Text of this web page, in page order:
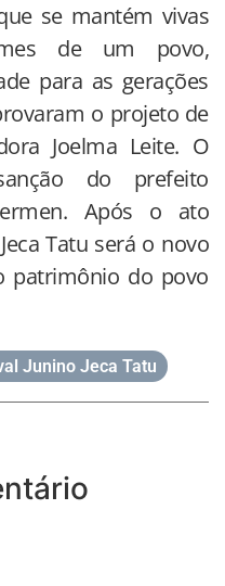
se mantém vivas
de um povo,
para as gerações
o projeto de
Joelma Leite. O
do prefeito
Após o ato
Tatu será o novo
patrimônio do povo
Junino Jeca Tatu